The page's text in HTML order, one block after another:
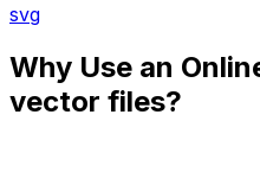
svg
Why Use an
vector files?